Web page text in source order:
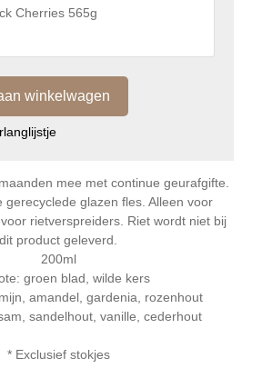
Cherries 565g
mee met continue geurafgifte.
gerecyclede glazen fles. Alleen voor
rietverspreiders. Riet wordt niet bij
dit product geleverd.
200ml
groen blad, wilde kers
amandel, gardenia, rozenhout
sandelhout, vanille, cederhout
* Exclusief stokjes